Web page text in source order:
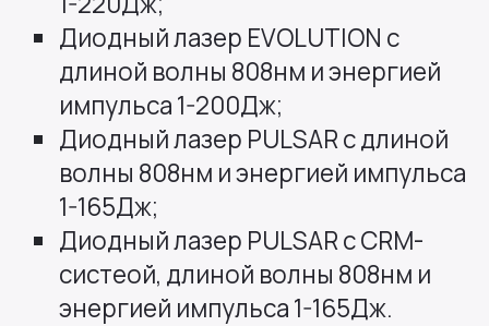
Диодный лазер EVOLUTION с
длиной волны 808нм и энергией
импульса 1-200Дж;
Диодный лазер PULSAR с длиной
волны 808нм и энергией импульса
1-165Дж;
Диодный лазер PULSAR с CRM-
систеой, длиной волны 808нм и
энергией импульса 1-165Дж.